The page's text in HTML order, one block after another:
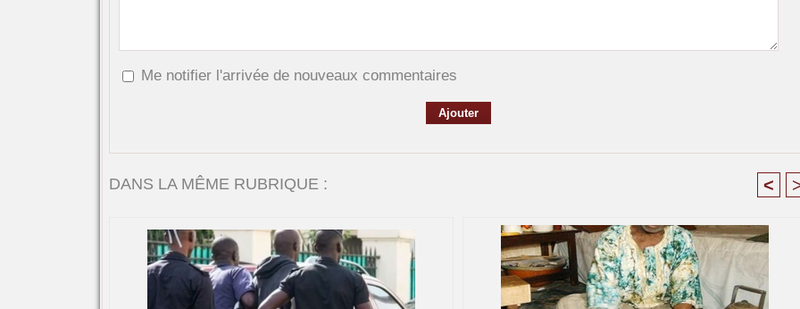
Me notifier l'arrivée de nouveaux commentaires
DANS LA MÊME RUBRIQUE : <